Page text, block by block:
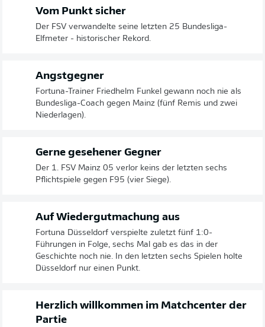
Vom Punkt sicher
Der FSV verwandelte seine letzten 25 Bundesliga-
Elfmeter - historischer Rekord.
Angstgegner
Fortuna-Trainer Friedhelm Funkel gewann noch nie als
Bundesliga-Coach gegen Mainz (fünf Remis und zwei
Niederlagen).
Gerne gesehener Gegner
Der 1. FSV Mainz 05 verlor keins der letzten sechs
Pflichtspiele gegen F95 (vier Siege).
Auf Wiedergutmachung aus
Fortuna Düsseldorf verspielte zuletzt fünf 1:0-
Führungen in Folge, sechs Mal gab es das in der
Geschichte noch nie. In den letzten sechs Spielen holte
Düsseldorf nur einen Punkt.
Herzlich willkommen im Matchcenter der
Partie